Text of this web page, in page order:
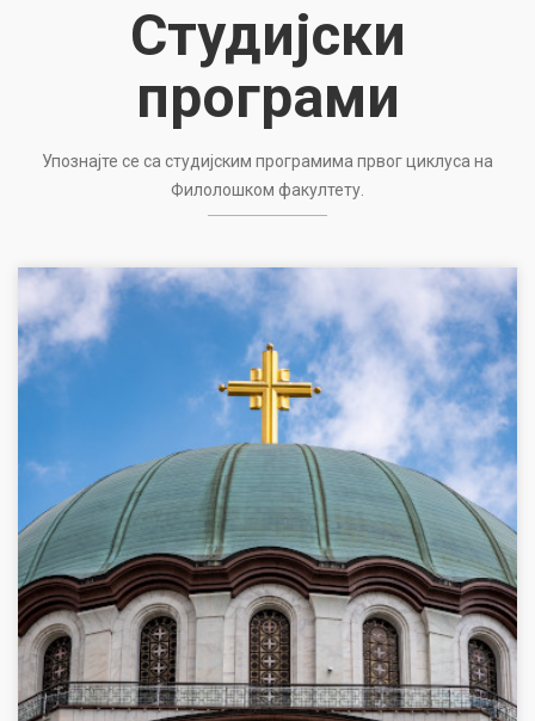
Студијски
програми
Упознајте се са студијским програмима првог циклуса на
Филолошком факултету.